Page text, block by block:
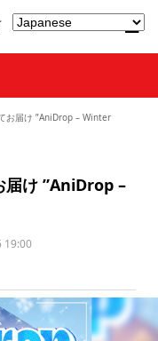
お届け ”AniDrop – Winter
届け ”AniDrop –
19:00